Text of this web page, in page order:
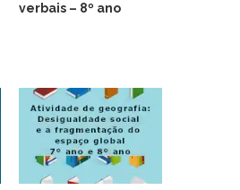
verbais – 8º ano